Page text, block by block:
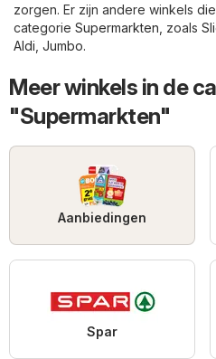
zorgen. Er zijn andere winkels
categorie Supermarkten , zoals
Aldi Jumbo.
Meer winkels in de
"Supermarkten"
Aanbiedingen
Spar